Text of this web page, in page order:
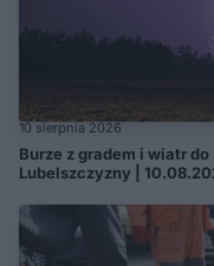
10 sierpnia 2026
Burze z gradem i wiatr
Lubelszczyzny |